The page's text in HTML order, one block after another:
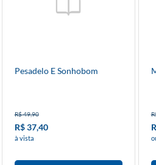
Pesadelo E Sonhobom
R$ 49,90
R$ 37,40
à vista